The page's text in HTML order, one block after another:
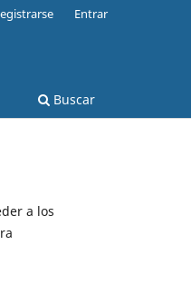
Buscar
Entrar
a los